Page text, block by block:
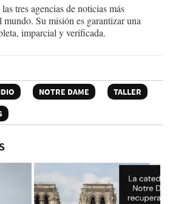
tres agencias de noticias más
mundo. Su misión es garantizar una
imparcial y verificada.
NOTRE DAME
TALLER